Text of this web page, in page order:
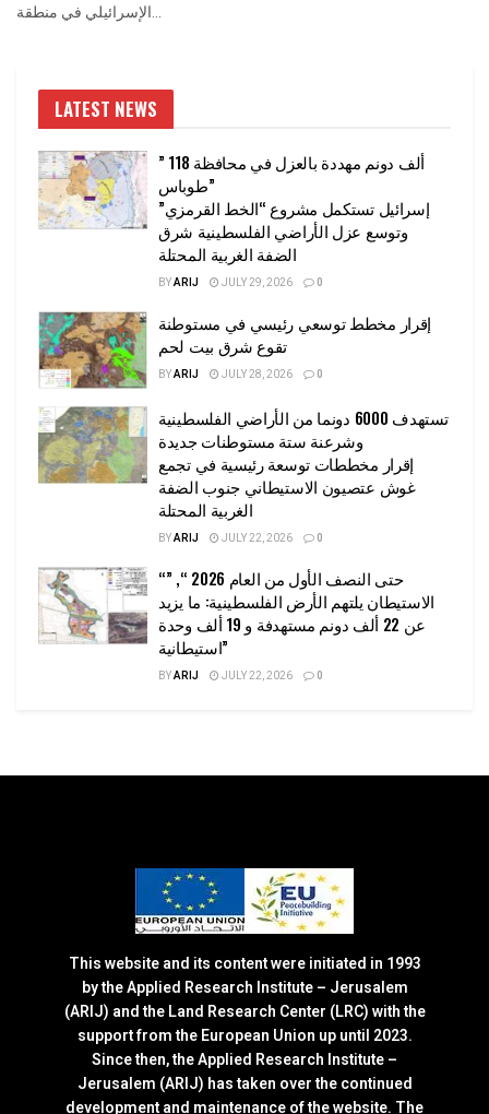
الإسرائيلي في منطقة...
LATEST NEWS
” 118 ألف دونم مهددة بالعزل في محافظة
طوباس”
إسرائيل تستكمل مشروع “الخط القرمزي”
وتوسع عزل الأراضي الفلسطينية شرق
الضفة الغربية المحتلة
BYARIJ JULY 29, 2026 0
إقرار مخطط توسعي رئيسي في مستوطنة
تقوع شرق بيت لحم
BYARIJ JULY 28, 2026 0
تستهدف 6000 دونما من الأراضي الفلسطينية
وشرعنة ستة مستوطنات جديدة
إقرار مخططات توسعة رئيسية في تجمع
غوش عتصيون الاستيطاني جنوب الضفة
الغربية المحتلة
BYARIJ JULY 22, 2026 0
“حتى النصف الأول من العام 2026 “, ”
الاستيطان يلتهم الأرض الفلسطينية: ما يزيد
عن 22 ألف دونم مستهدفة و 19 ألف وحدة
استيطانية”
BYARIJ JULY 22, 2026 0
This website and its content were initiated in 1993
by the Applied Research Institute – Jerusalem
(ARIJ) and the Land Research Center (LRC) with the
support from the European Union up until 2023.
Since then, the Applied Research Institute –
Jerusalem (ARIJ) has taken over the continued
development and maintenance of the website. The